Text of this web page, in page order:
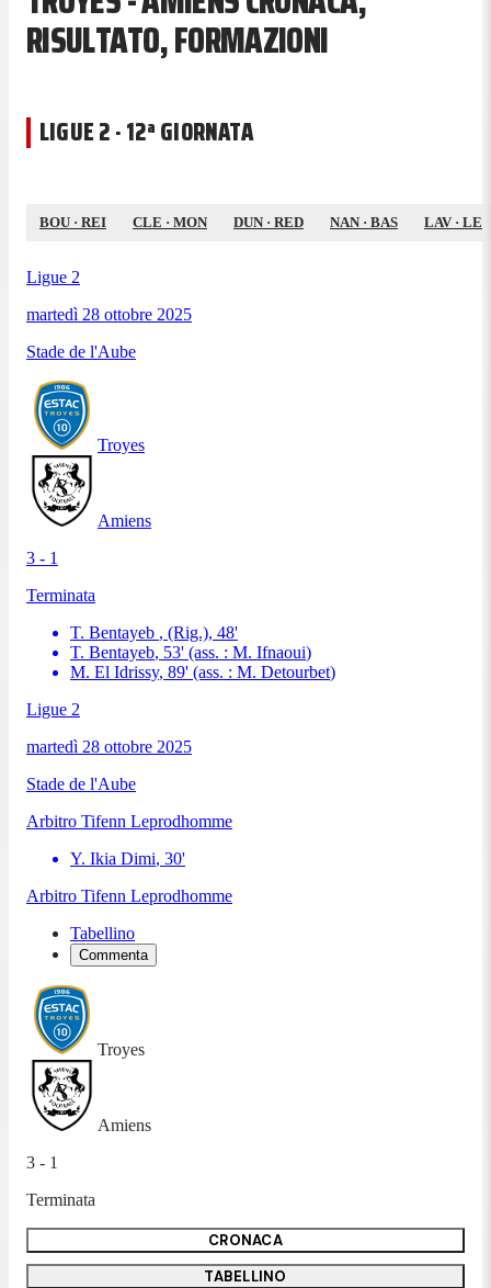
RISULTATO, FORMAZIONI
LIGUE 2 · 12ª GIORNATA
BOU · REI CLE · MON DUN · RED NAN · BAS LAV· LE
Ligue 2
martedì 28 ottobre 2025
Stade de l'Aube
Troyes
Amiens
3 - 1
Terminata
T. Bentayeb , (Rig.), 48'
T. Bentayeb, 53' (ass. : M. Ifnaoui)
M. El Idrissy, 89' (ass. : M. Detourbet)
Ligue 2
martedì 28 ottobre 2025
Stade de l'Aube
Arbitro Tifenn Leprodhomme
Y. Ikia Dimi, 30'
Arbitro Tifenn Leprodhomme
Tabellino
Commenta
Troyes
Amiens
3 - 1
Terminata
CRONACA
TABELLINO